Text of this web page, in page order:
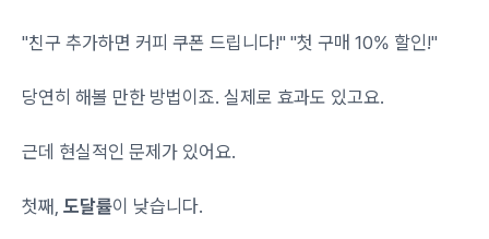
"친구 추가하면 커피 쿠폰 드립니다!" "첫 구매 10% 할인!"
당연히 해볼 만한 방법이죠. 실제로 효과도 있고요.
근데 현실적인 문제가 있어요.
첫째, 도달률이 낮습니다.